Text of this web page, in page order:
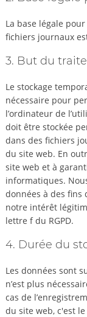
La base légale
fichiers journaux
3. But du
Le stockage
nécessaire pour
l’ordinateur de
doit être stockée
dans des fichiers
du site web. En
site web et à
informatiques.
données à des fins
notre intérêt
lettre f du RGPD.
4. Durée du
Les données sont
n’est plus
cas de
du site web, c'est